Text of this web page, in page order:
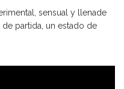
sensual y llenade
partida, un estado de